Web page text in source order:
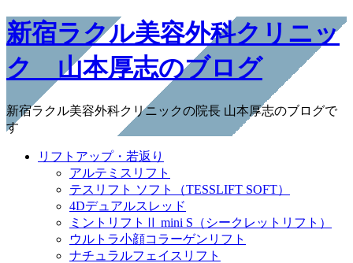
新宿ラクル美容外科クリニッ
ク 山本厚志のブログ
新宿ラクル美容外科クリニックの院長 山本厚志のブログで
す
リフトアップ・若返り
アルテミスリフト
テスリフト ソフト（TESSLIFT SOFT）
4Dデュアルスレッド
ミントリフトⅡ mini S（シークレットリフト）
ウルトラ小顔コラーゲンリフト
ナチュラルフェイスリフト